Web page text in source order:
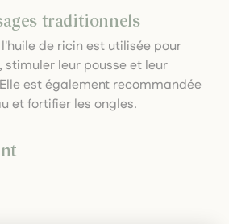
traditionnels
de ricin est utilisée pour
stimuler leur pousse et leur
est également recommandée
et fortifier les ongles.